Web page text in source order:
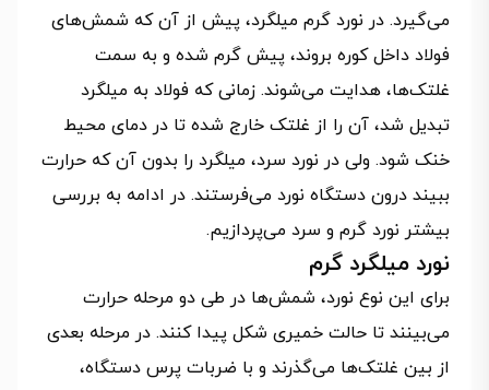
می‌گیرد. در نورد گرم میلگرد، پیش از آن که شمش‌های
فولاد داخل کوره بروند، پیش گرم شده و به سمت
غلتک‌ها، هدایت می‌شوند. زمانی که فولاد به میلگرد
تبدیل شد، آن را از غلتک خارج شده تا در دمای محیط
خنک شود. ولی در نورد سرد، میلگرد را بدون آن که حرارت
ببیند درون دستگاه نورد می‌فرستند. در ادامه به بررسی
بیشتر نورد گرم و سرد می‌پردازیم.
نورد میلگرد گرم
برای این نوع نورد، شمش‌ها در طی دو مرحله حرارت
می‌بینند تا حالت خمیری شکل پیدا کنند. در مرحله بعدی
از بین غلتک‌ها می‌گذرند و با ضربات پرس دستگاه،